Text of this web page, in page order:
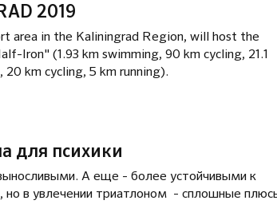
2019
in the Kaliningrad Region, will host the
Iron" (1.93 km swimming, 90 km cycling, 21.1
km cycling, 5 km running).
для психики
А еще - более устойчивыми к
в увлечении триатлоном - сплошные